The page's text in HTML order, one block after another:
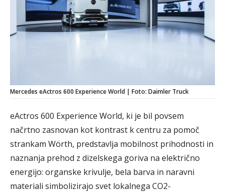
Mercedes eActros 600 Experience World | Foto: Daimler Truck
eActros 600 Experience World, ki je bil povsem
načrtno zasnovan kot kontrast k centru za pomoč
strankam Wörth, predstavlja mobilnost prihodnosti in
naznanja prehod z dizelskega goriva na električno
energijo: organske krivulje, bela barva in naravni
materiali simbolizirajo svet lokalnega CO2-